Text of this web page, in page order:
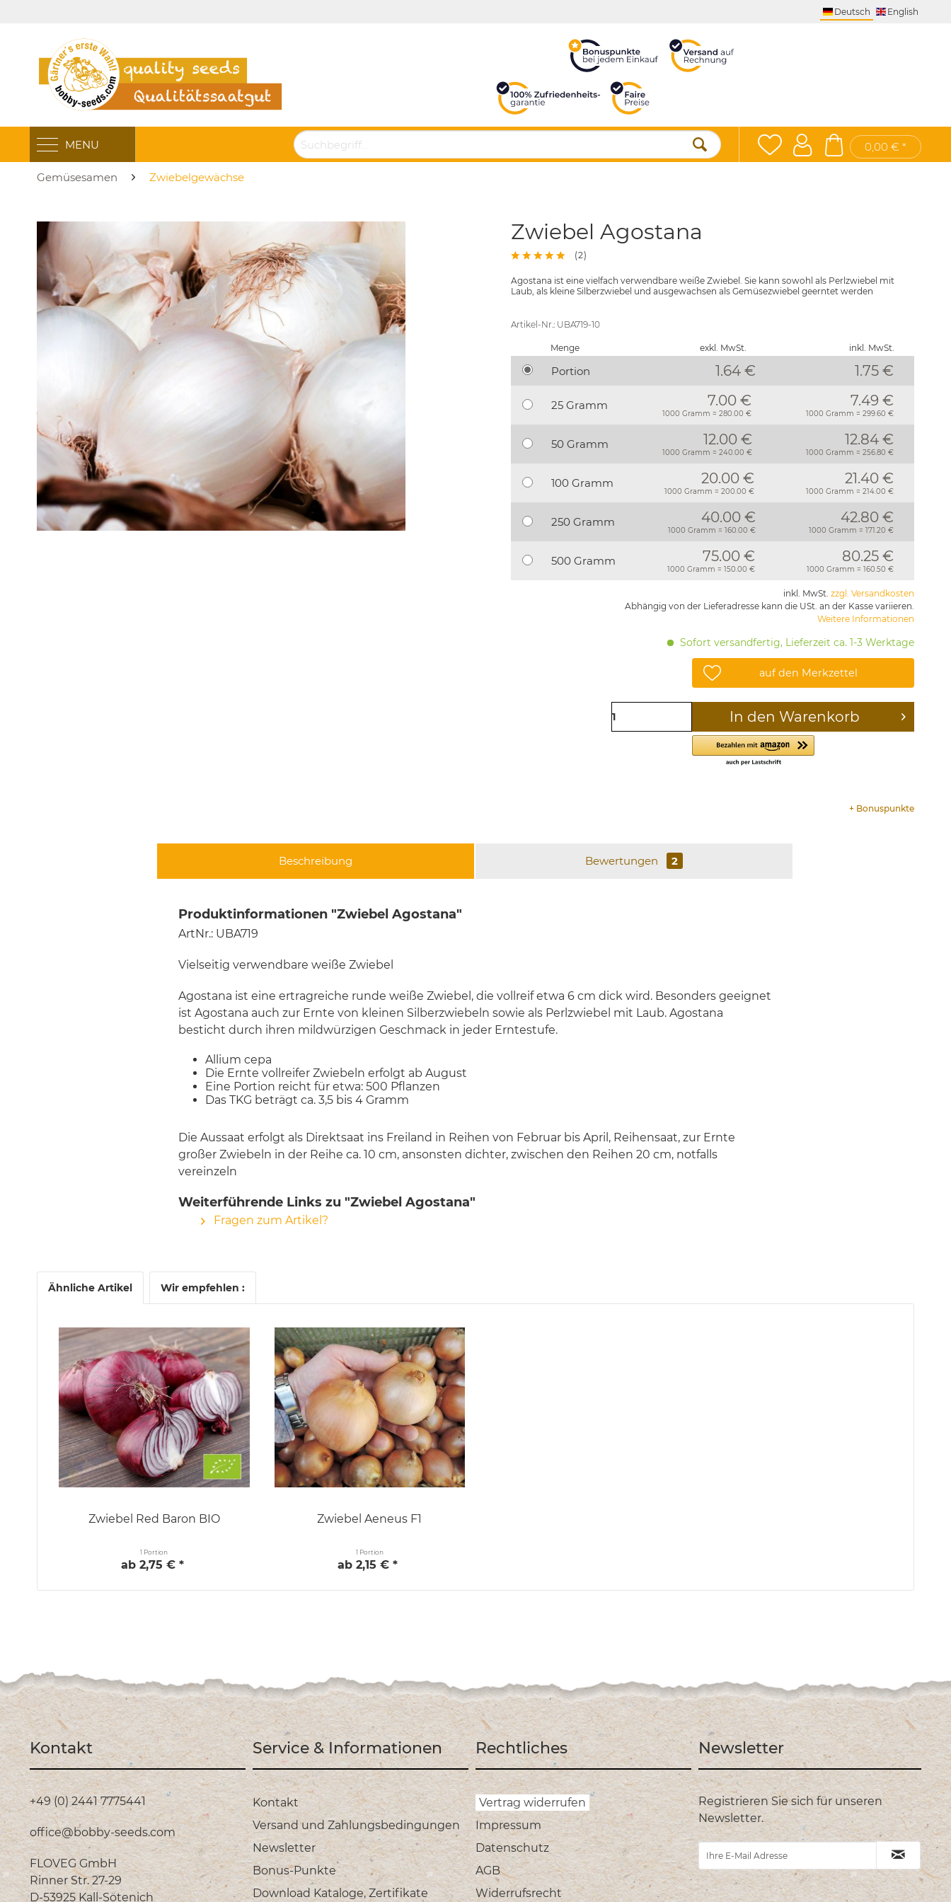
Deutsch English
MENU 0,00 € *
Gemüsesamen Zwiebelgewächse
Zwiebel Agostana
(2)
Agostana ist eine vielfach verwendbare weiße Zwiebel. Sie kann sowohl als Perlzwiebel mit
Laub, als kleine Silberzwiebel und ausgewachsen als Gemüsezwiebel geerntet werden
Artikel-Nr.: UBA719-10
Menge exkl. MwSt. inkl. MwSt.
Portion 1.64 € 1.75€
25 Gramm 7.00 €
1000 Gramm = 280.00 €
7.49 €
1000 Gramm = 299.60 €
50 Gramm 12.00 €
1000 Gramm = 240.00 €
12.84 €
1000 Gramm = 256.80 €
100 Gramm 20.00 €
1000 Gramm = 200.00 €
21.40 €
1000 Gramm = 214.00 €
250 Gramm 40.00 €
1000 Gramm = 160.00 €
42.80 €
1000 Gramm = 171.20 €
500 Gramm 75.00 €
1000 Gramm = 150.00 €
80.25 €
1000 Gramm = 160.50 €
inkl. MwSt. zzgl. Versandkosten
Abhängig von der Lieferadresse kann die USt. an der Kasse variieren.
Weitere Informationen
Sofort versandfertig, Lieferzeit ca. 1-3 Werktage
auf den Merkzettel
In den Warenkorb
+ Bonuspunkte
Beschreibung Bewertungen 2
Produktinformationen "Zwiebel Agostana"
ArtNr.: UBA719
Vielseitig verwendbare weiße Zwiebel
Agostana ist eine ertragreiche runde weiße Zwiebel, die vollreif etwa 6 cm dick wird. Besonders geeignet
ist Agostana auch zur Ernte von kleinen Silberzwiebeln sowie als Perlzwiebel mit Laub. Agostana
besticht durch ihren mildwürzigen Geschmack in jeder Erntestufe.
Allium cepa
Die Ernte vollreifer Zwiebeln erfolgt ab August
Eine Portion reicht für etwa: 500 Pflanzen
Das TKG beträgt ca. 3,5 bis 4 Gramm
Die Aussaat erfolgt als Direktsaat ins Freiland in Reihen von Februar bis April, Reihensaat, zur Ernte
großer Zwiebeln in der Reihe ca. 10 cm, ansonsten dichter, zwischen den Reihen 20 cm, notfalls
vereinzeln
Weiterführende Links zu "Zwiebel Agostana"
Fragen zum Artikel?
Ähnliche Artikel Wir empfehlen :
Zwiebel Red Baron BIO
1 Portion
ab 2,75 € *
Zwiebel Aeneus F1
1 Portion
ab 2,15 € *
Kontakt
+49 (0) 2441 7775441
office@bobby-seeds.com
FLOVEG GmbH
Rinner Str. 27-29
D-53925 Kall-Sötenich
Service & Informationen
Kontakt
Versand und Zahlungsbedingungen
Newsletter
Bonus-Punkte
Download Kataloge, Zertifikate
Rechtliches
Vertrag widerrufen
Impressum
Datenschutz
AGB
Widerrufsrecht
Newsletter
Registrieren Sie sich für unseren
Newsletter.